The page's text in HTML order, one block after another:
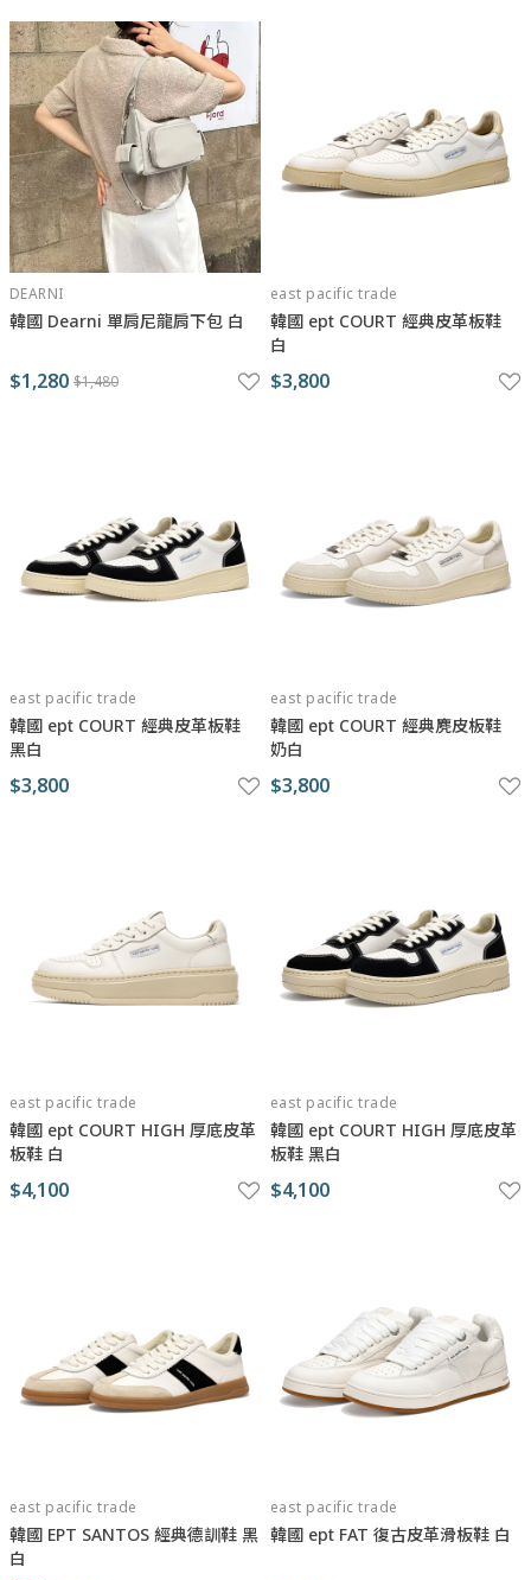
DEARNI
韓國 Dearni 單肩尼龍肩下包 白
$1,280 $1,480
east pacific trade
韓國 ept COURT 經典皮革板鞋
白
$3,800
east pacific trade
韓國 ept COURT 經典皮革板鞋
黑白
$3,800
east pacific trade
韓國 ept COURT 經典麂皮板鞋
奶白
$3,800
east pacific trade
韓國 ept COURT HIGH 厚底皮革
板鞋 白
$4,100
east pacific trade
韓國 ept COURT HIGH 厚底皮革
板鞋 黑白
$4,100
east pacific trade
韓國 EPT SANTOS 經典德訓鞋 黑
白
east pacific trade
韓國 ept FAT 復古皮革滑板鞋 白